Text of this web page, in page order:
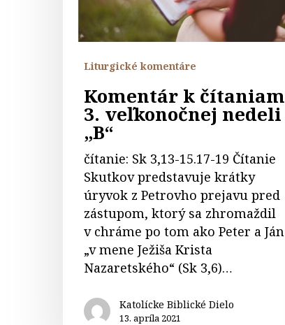
Liturgické komentáre
Komentár k čítaniam
3. veľkonočnej nedeli
„B“
čítanie: Sk 3,13-15.17-19 Čítanie
Skutkov predstavuje krátky
úryvok z Petrovho prejavu pred
zástupom, ktorý sa zhromaždil
v chráme po tom ako Peter a Ján
„v mene Ježiša Krista
Nazaretského“ (Sk 3,6)…
Katolícke Biblické Dielo
13. apríla 2021